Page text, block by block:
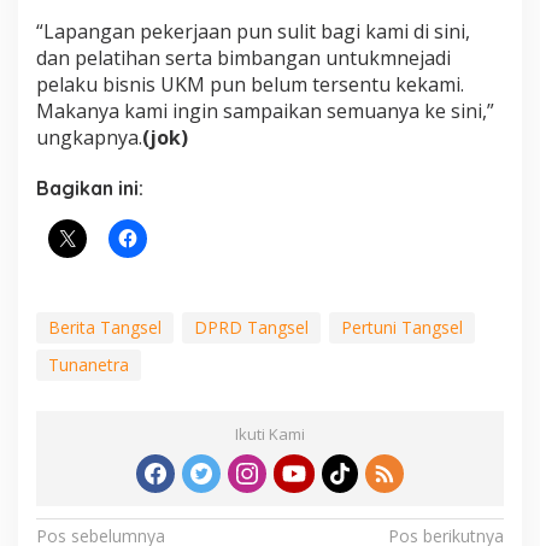
“Lapangan pekerjaan pun sulit bagi kami di sini,
dan pelatihan serta bimbangan untukmnejadi
pelaku bisnis UKM pun belum tersentu kekami.
Makanya kami ingin sampaikan semuanya ke sini,”
ungkapnya.(jok)
Bagikan ini:
Berita Tangsel DPRD Tangsel
Pertuni Tangsel
Tunanetra
Ikuti Kami
Pos sebelumnya Pos berikutnya